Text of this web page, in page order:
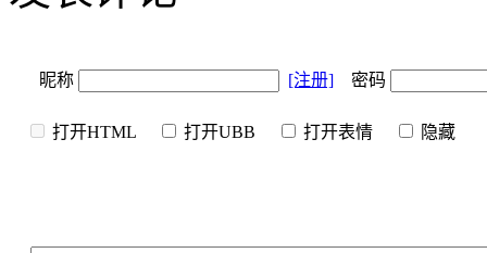
昵称 [注册] 密码
打开HTML 打开UBB 打开表情 隐